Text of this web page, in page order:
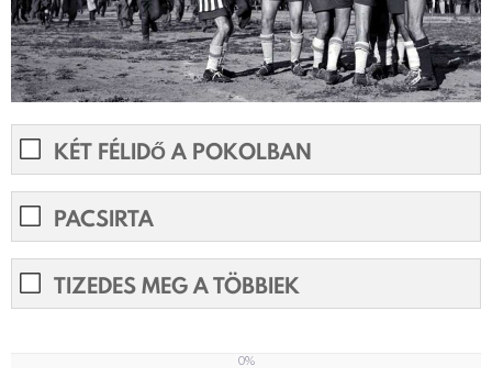
KÉT FÉLIDŐ A POKOLBAN
PACSIRTA
TIZEDES MEG A TÖBBIEK
0%